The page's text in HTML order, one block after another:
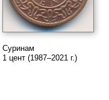
Суринам
1 цент (1987–2021 г.)